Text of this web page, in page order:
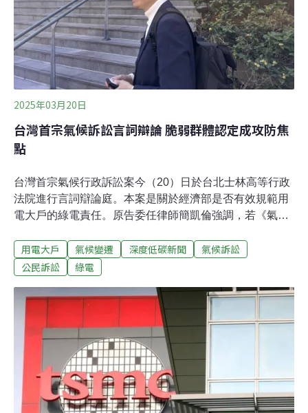
16183（MWh）和15274（MWh）。艾杰旭顯示玻璃
9824（MWh）和台積電4268（MWh）則落在排行榜中
段。
2025年03月20日
台灣首宗氣候訴訟言詞辯論 脆弱群體認定成攻防焦
點
台灣首宗氣候行政訴訟案今（20）日於台北士林高等行政
法院進行言詞辯論庭。本案是關於經濟部是否有效規範用
電大戶的綠電責任。原告委任律師簡凱倫強調，若《氣候
明定脆弱族群定義，仍能援引聯合國政府間氣候變遷委員
會（IPCC）中「暴露度」與「敏感度」的定義。辯方律師
接提告要求政府修法或強化規範。此案是台灣氣候訴訟首
例，最終判決將於5月8日揭曉。原告律師：不能以過往公
害思維面對當前氣候巨災本案原告為綠色和平基金會及三
位曾任職綠色和平的個人。原告委任律師簡凱倫指出，
《氣候法》作為保護規範，應保障易受極端氣候侵襲的脆
弱族群，而判斷脆弱群體的標準，須回到氣候變遷風險的
概念，包含「危害」、「暴露度」與「脆弱度」三要素。
用電大戶 氣候變遷 深度低碳新聞
氣候訴訟
公民訴訟
綠電